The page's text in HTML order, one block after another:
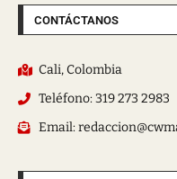
CONTÁCTANOS
Cali, Colombia
Teléfono: 319 273 2983
Email: